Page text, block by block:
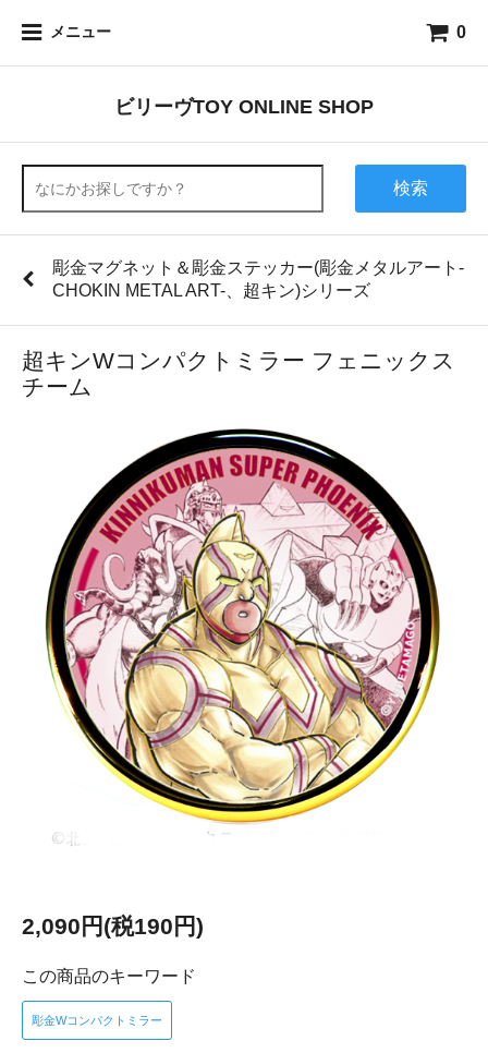
メニュー 0
ビリーヴTOY ONLINE SHOP
検索
彫金マグネット＆彫金ステッカー(彫金メタルアート-
CHOKIN METAL ART-、超キン)シリーズ
超キンWコンパクトミラー フェニックス
チーム
2,090円(税190円)
この商品のキーワード
彫金Wコンパクトミラー